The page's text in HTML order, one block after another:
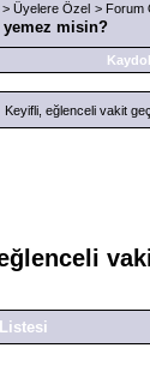
> Üyelere Özel > Forum
misin?
Kaydol
Keyifli, eğlenceli vakit